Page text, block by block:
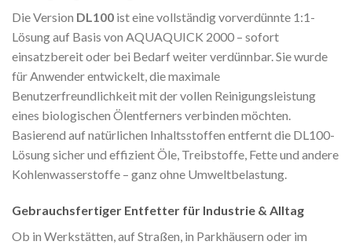
Die Version DL100 ist eine vollständig vorverdünnte 1:1-
Lösung auf Basis von AQUAQUICK 2000 – sofort
einsatzbereit oder bei Bedarf weiter verdünnbar. Sie wurde
für Anwender entwickelt, die maximale
Benutzerfreundlichkeit mit der vollen Reinigungsleistung
eines biologischen Ölentferners verbinden möchten.
Basierend auf natürlichen Inhaltsstoffen entfernt die DL100-
Lösung sicher und effizient Öle, Treibstoffe, Fette und andere
Kohlenwasserstoffe – ganz ohne Umweltbelastung.
Gebrauchsfertiger Entfetter für Industrie & Alltag
Ob in Werkstätten, auf Straßen, in Parkhäusern oder im